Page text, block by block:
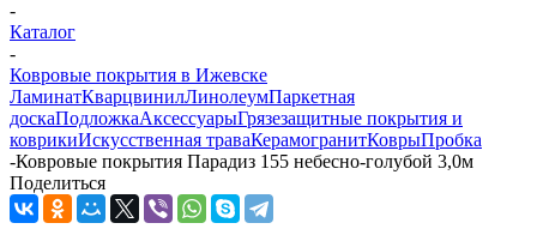
-
Каталог
-
Ковровые покрытия в Ижевске
ЛаминатКварцвинилЛинолеумПаркетная
доскаПодложкаАксессуарыГрязезащитные покрытия и
коврикиИскусственная траваКерамогранитКоврыПробка
-Ковровые покрытия Парадиз 155 небесно-голубой 3,0м
Поделиться